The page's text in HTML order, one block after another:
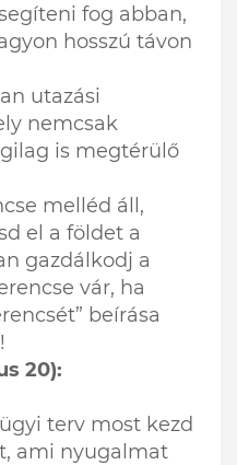
fog abban,
hosszú távon
utazási
nemcsak
is megtérülő
melléd áll,
el a földet a
gazdálkodj a
vár, ha
beírása
20):
terv most kezd
ami nyugalmat